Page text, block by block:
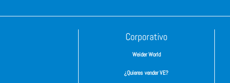
Corporativo
Weider World
¿Quieres vender VE?